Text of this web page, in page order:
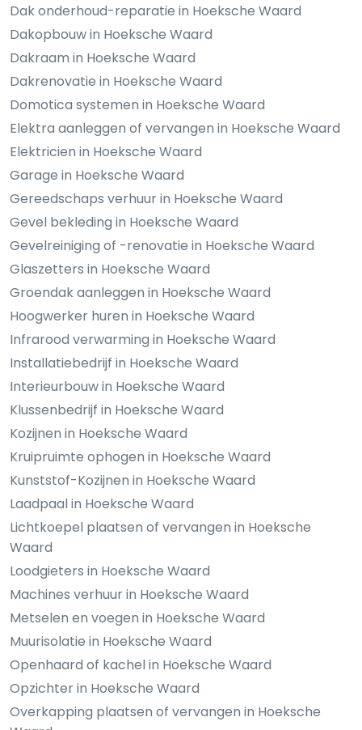
Dak onderhoud-reparatie in Hoeksche Waard
Dakopbouw in Hoeksche Waard
Dakraam in Hoeksche Waard
Dakrenovatie in Hoeksche Waard
Domotica systemen in Hoeksche Waard
Elektra aanleggen of vervangen in Hoeksche Waard
Elektricien in Hoeksche Waard
Garage in Hoeksche Waard
Gereedschaps verhuur in Hoeksche Waard
Gevel bekleding in Hoeksche Waard
Gevelreiniging of -renovatie in Hoeksche Waard
Glaszetters in Hoeksche Waard
Groendak aanleggen in Hoeksche Waard
Hoogwerker huren in Hoeksche Waard
Infrarood verwarming in Hoeksche Waard
Installatiebedrijf in Hoeksche Waard
Interieurbouw in Hoeksche Waard
Klussenbedrijf in Hoeksche Waard
Kozijnen in Hoeksche Waard
Kruipruimte ophogen in Hoeksche Waard
Kunststof-Kozijnen in Hoeksche Waard
Laadpaal in Hoeksche Waard
Lichtkoepel plaatsen of vervangen in Hoeksche
Waard
Loodgieters in Hoeksche Waard
Machines verhuur in Hoeksche Waard
Metselen en voegen in Hoeksche Waard
Muurisolatie in Hoeksche Waard
Openhaard of kachel in Hoeksche Waard
Opzichter in Hoeksche Waard
Overkapping plaatsen of vervangen in Hoeksche